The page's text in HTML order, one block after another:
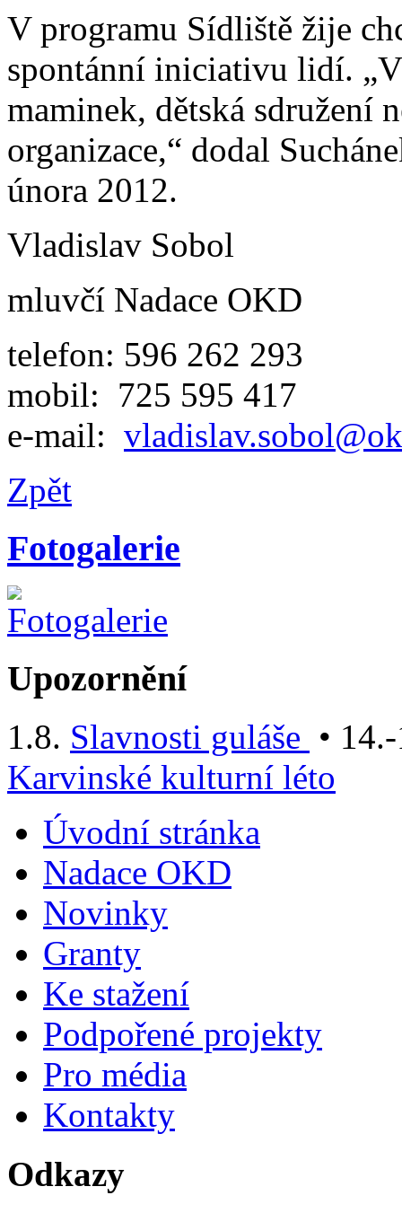
V programu Sídliště žije
spontánní iniciativu lidí.
maminek, dětská sdružení
organizace,“ dodal
února 2012.
Vladislav Sobol
mluvčí Nadace OKD
telefon: 596 262 293
mobil: 725 595 417
e-mail:
Zpět
Fotogalerie
Upozornění
1.8. Slavnosti guláše •
Karvinské kulturní léto
Úvodní stránka
Nadace OKD
Novinky
Granty
Ke stažení
Podpořené projekty
Pro média
Kontakty
Odkazy